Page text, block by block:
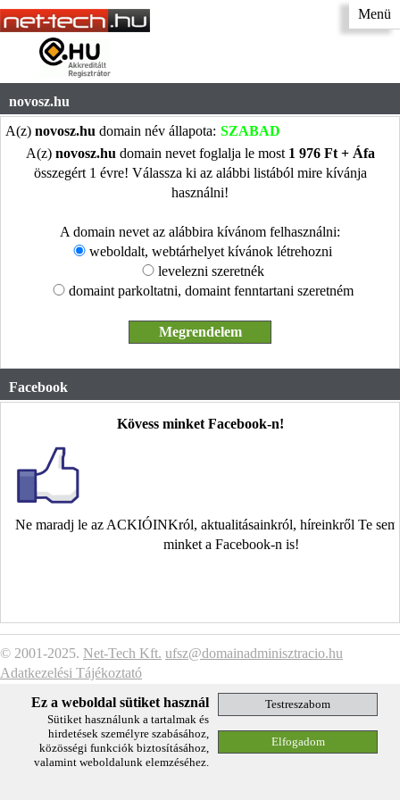
Menü
novosz.hu
A(z) novosz.hu domain név állapota: SZABAD
A(z) novosz.hu domain nevet foglalja le most 1 976 Ft + Áfa
összegért 1 évre! Válassza ki az alábbi listából mire kívánja
használni!
A domain nevet az alábbira kívánom felhasználni:
weboldalt, webtárhelyet kívánok létrehozni
levelezni szeretnék
domaint parkoltatni, domaint fenntartani szeretném
Facebook
Kövess minket Facebook-n!
Ne maradj le az ACKIÓINKról, aktualitásainkról, híreinkről Te
minket a Facebook-n is!
© 2001-2025. Net-Tech Kft. ufsz@domainadminisztracio.hu
Adatkezelési Tájékoztató
Ez a weboldal sütiket használ
Sütiket használunk a tartalmak és
hirdetések személyre szabásához,
közösségi funkciók biztosításához,
valamint weboldalunk elemzéséhez.